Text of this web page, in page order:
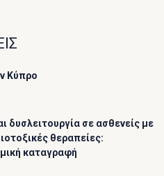
Κύπρο
δυσλειτουργία σε ασθενείς με
θεραπείες:
καταγραφή